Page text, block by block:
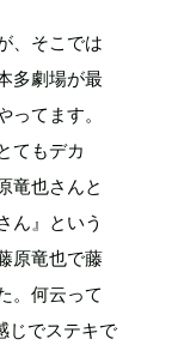
、そこでは
多劇場が最
てます。
てもデカ
竜也さんと
ん』という
原竜也で藤
。何云って
じでステキで